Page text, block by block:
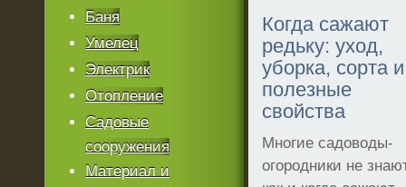
Когда сажают
редьку: уход,
уборка, сорта и
полезные
свойства
Многие садоводы-
огородники не
Баня
Умелец
Электрик
Отопление
Садовые
сооружения
Материал и